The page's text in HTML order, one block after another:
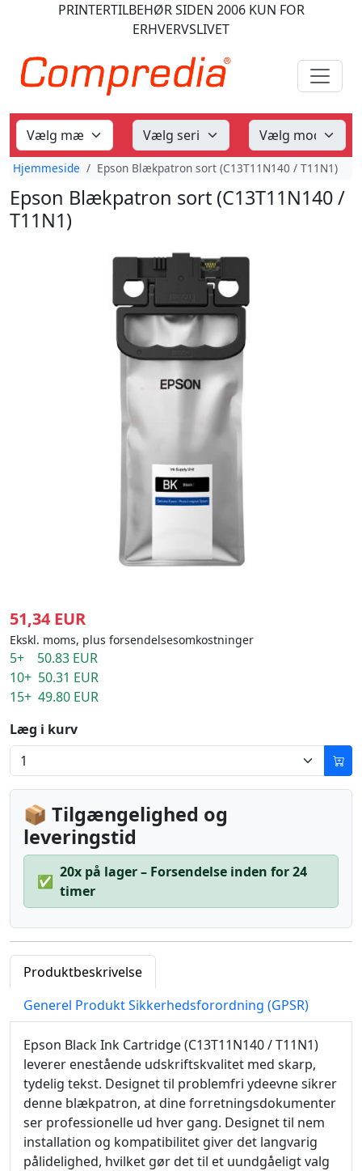
PRINTERTILBEHØRSIDEN 2006KUN FOR
ERHVERVSLIVET
Hjemmeside Epson Blækpatron sort (C13T11N140 / T11N1)
Epson Blækpatron sort (C13T11N140 /
T11N1)
51,34 EUR
Ekskl. moms, plus forsendelsesomkostninger
5+ 50.83 EUR
10+ 50.31 EUR
15+ 49.80 EUR
Læg i kurv
📦 Tilgængelighed og
leveringstid
✅
20x på lager – Forsendelse inden for 24
timer
Produktbeskrivelse
Generel Produkt Sikkerhedsforordning (GPSR)
Epson Black Ink Cartridge (C13T11N140 / T11N1)
leverer enestående udskriftskvalitet med skarp,
tydelig tekst. Designet til problemfri ydeevne sikrer
denne blækpatron, at dine forretningsdokumenter
ser professionelle ud hver gang. Designet til nem
installation og kompatibilitet giver det langvarig
pålidelighed, hvilket gør det til et uundgåeligt valg